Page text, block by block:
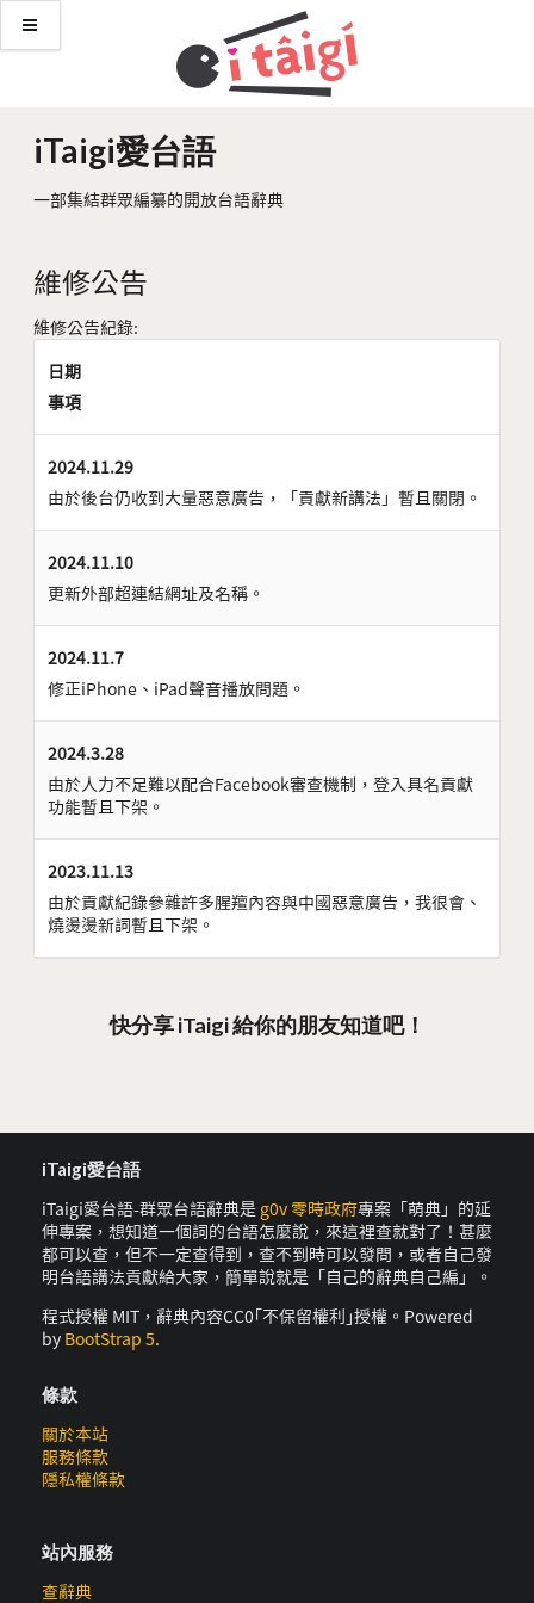
iTaigi愛台語
一部集結群眾編纂的開放台語辭典
維修公告
維修公告紀錄:
日期
事項
2024.11.29
由於後台仍收到大量惡意廣告，「貢獻新講法」暫且關閉。
2024.11.10
更新外部超連結網址及名稱。
2024.11.7
修正iPhone、iPad聲音播放問題。
2024.3.28
由於人力不足難以配合Facebook審查機制，登入具名貢獻
功能暫且下架。
2023.11.13
由於貢獻紀錄參雜許多腥羶內容與中國惡意廣告，我很會、
燒燙燙新詞暫且下架。
快分享 iTaigi 給你的朋友知道吧！
iTaigi愛台語
iTaigi愛台語-群眾台語辭典是 g0v 零時政府專案「萌典」的延
伸專案，想知道一個詞的台語怎麼說，來這裡查就對了！甚麼
都可以查，但不一定查得到，查不到時可以發問，或者自己發
明台語講法貢獻給大家，簡單說就是「自己的辭典自己編」。
程式授權 MIT，辭典內容CC0｢不保留權利｣授權。Powered
by BootStrap 5.
條款
關於本站
服務條款
隱私權條款
站內服務
查辭典